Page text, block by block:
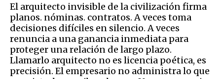
El arquitecto invisible de la civilización firma
planos. nóminas. contratos. A veces toma
decisiones difíciles en silencio. A veces
renuncia a una ganancia inmediata para
proteger una relación de largo plazo.
Llamarlo arquitecto no es licencia poética, es
precisión. El empresario no administra lo que